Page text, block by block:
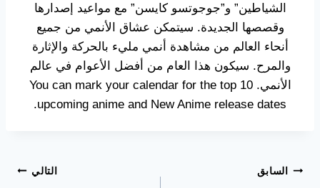
الشياطين” و”جوجوتسو كايسن” مع مواعيد إصدارها
وقصصها الجديدة. سيتمكن عشاق الأنمي من جميع
أنحاء العالم من مشاهدة أنمي مليء بالحركة والإثارة
والمرح. سيكون هذا العام من أفضل الأعوام في عالم
الأنمي. You can mark your calendar for the top 10
upcoming anime and New Anime release dates.
تصفّح
السابق التالي